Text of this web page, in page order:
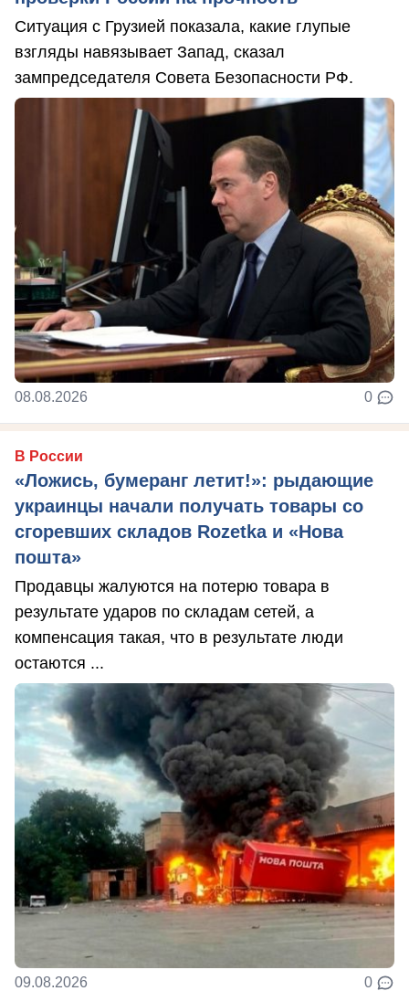
Ситуация с Грузией показала, какие глупые
взгляды навязывает Запад, сказал
зампредседателя Совета Безопасности РФ.
08.08.2026 0
В России
«Ложись, бумеранг летит!»: рыдающие
украинцы начали получать товары со
сгоревших складов Rozetka и «Нова
пошта»
Продавцы жалуются на потерю товара в
результате ударов по складам сетей, а
компенсация такая, что в результате люди
остаются ...
09.08.2026 0